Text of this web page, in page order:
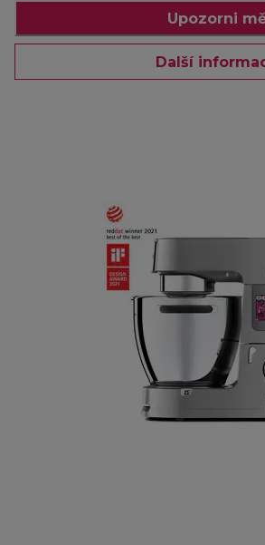
Upozorni
Další